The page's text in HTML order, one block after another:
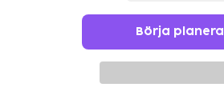
Börja planera